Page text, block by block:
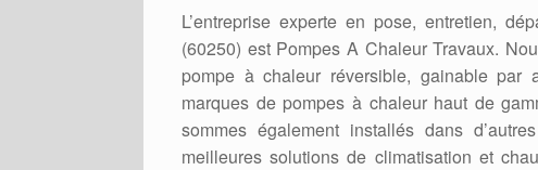
L’entreprise experte en pose, entretien,
(60250) est Pompes A Chaleur Travaux.
pompe à chaleur réversible, gainable par
marques de pompes à chaleur haut de
sommes également installés dans
meilleures solutions de climatisation et